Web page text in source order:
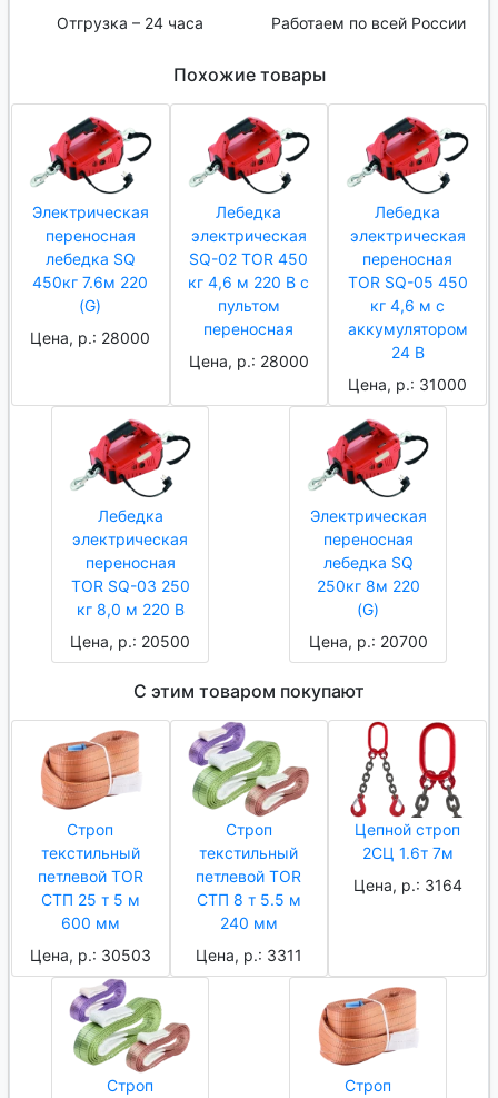
Отгрузка – 24 часа Работаем по всей России
Похожие товары
Электрическая
переносная
лебедка SQ
450кг 7.6м 220
(G)
Цена, р.: 28000
Лебедка
электрическая
SQ-02 TOR 450
кг 4,6 м 220 В с
пультом
переносная
Цена, р.: 28000
Лебедка
электрическая
переносная
TOR SQ-05 450
кг 4,6 м с
аккумулятором
24 В
Цена, р.: 31000
Лебедка
электрическая
переносная
TOR SQ-03 250
кг 8,0 м 220 В
Цена, р.: 20500
Электрическая
переносная
лебедка SQ
250кг 8м 220
(G)
Цена, р.: 20700
С этим товаром покупают
Строп
текстильный
петлевой TOR
СТП 25 т 5 м
600 мм
Цена, р.: 30503
Строп
текстильный
петлевой TOR
СТП 8 т 5.5 м
240 мм
Цена, р.: 3311
Цепной строп
2СЦ 1.6т 7м
Цена, р.: 3164
Строп
Строп